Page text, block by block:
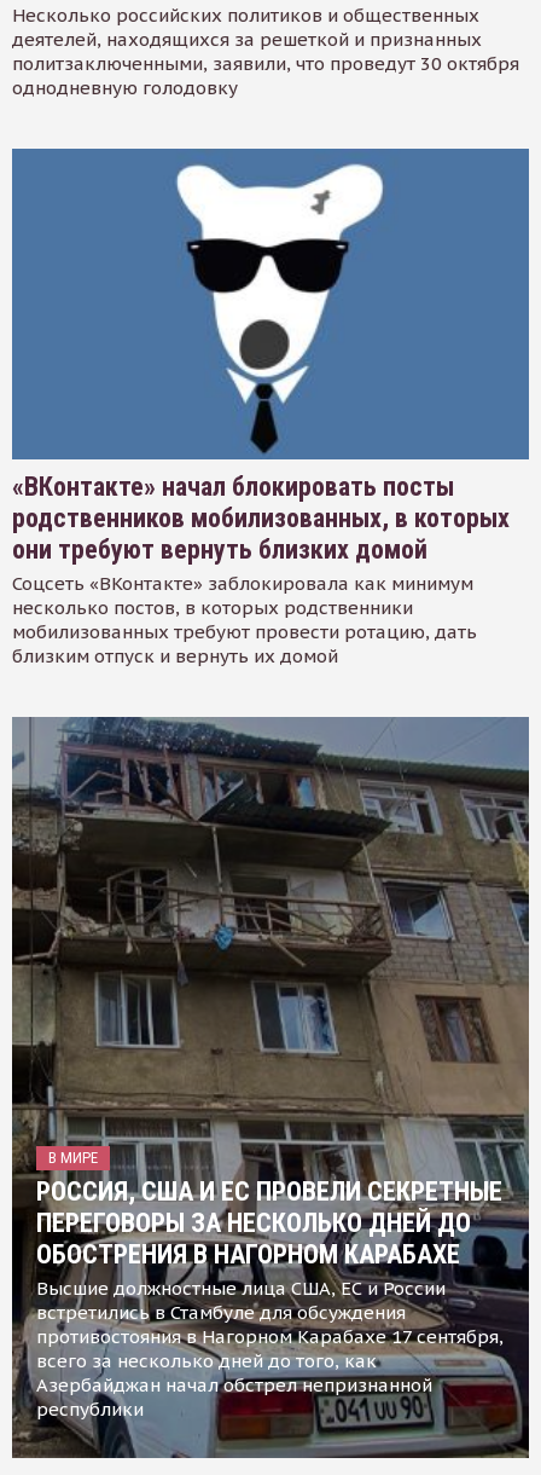
Несколько российских политиков и общественных
деятелей, находящихся за решеткой и признанных
политзаключенными, заявили, что проведут 30 октября
однодневную голодовку
«ВКонтакте» начал блокировать посты
родственников мобилизованных, в которых
они требуют вернуть близких домой
Соцсеть «ВКонтакте» заблокировала как минимум
несколько постов, в которых родственники
мобилизованных требуют провести ротацию, дать
близким отпуск и вернуть их домой
В МИРЕ
РОССИЯ, США И ЕС ПРОВЕЛИ СЕКРЕТНЫЕ
ПЕРЕГОВОРЫ ЗА НЕСКОЛЬКО ДНЕЙ ДО
ОБОСТРЕНИЯ В НАГОРНОМ КАРАБАХЕ
Высшие должностные лица США, ЕС и России
встретились в Стамбуле для обсуждения
противостояния в Нагорном Карабахе 17 сентября,
всего за несколько дней до того, как
Азербайджан начал обстрел непризнанной
республики